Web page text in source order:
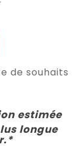
de souhaits
estimée
longue